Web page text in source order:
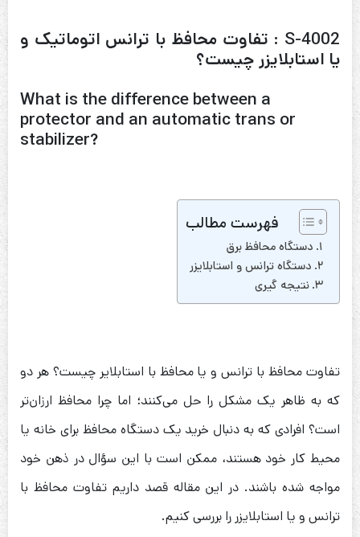
S-4002 : تفاوت محافظ با ترانس اتوماتیک و
یا استابلایزر چیست؟
What is the difference between a
protector and an automatic trans or
stabilizer?
فهرست مطالب
دستگاه محافظ برق
دستگاه ترانس و استابلایزر
نتیجه گیری
تفاوت محافظ با ترانس و یا محافظ با استابلایر چیست؟ هر دو
که به ظاهر یک مشکل را حل می‌کنند؛ اما چرا محافظ ارزان‌تر
است؟ افرادی که به دنبال خرید یک دستگاه محافظ برای خانه یا
محیط کار خود هستند، ممکن است با این سؤال در ذهن خود
مواجه شده باشند. در این مقاله قصد داریم تفاوت محافظ با
ترانس و یا استابلایزر را بررسی کنیم.